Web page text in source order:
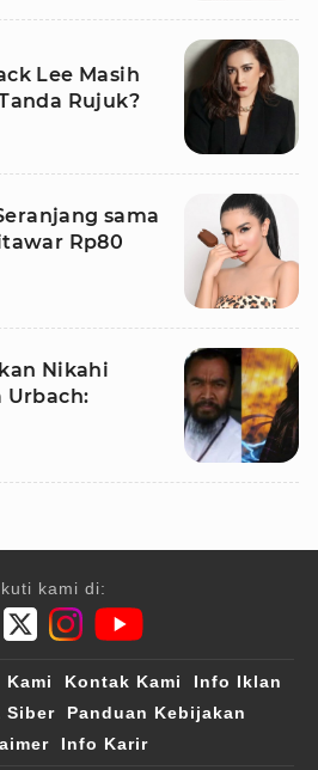
Lee Masih
Rujuk?
sama
Rp80
Nikahi
Urbach:
kami di:
Kami Kontak Kami
Info Iklan
Siber
Panduan Kebijakan
Info Karir